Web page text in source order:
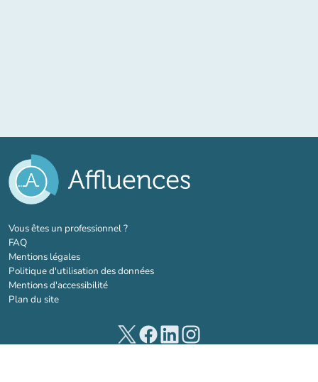
Vous êtes un professionnel ?(nouvel onglet)
FAQ
Mentions légales
Politique d'utilisation des données
Mentions d'accessibilité
Plan du site
(nouvel onglet)
(nouvel onglet)
(nouvel onglet)